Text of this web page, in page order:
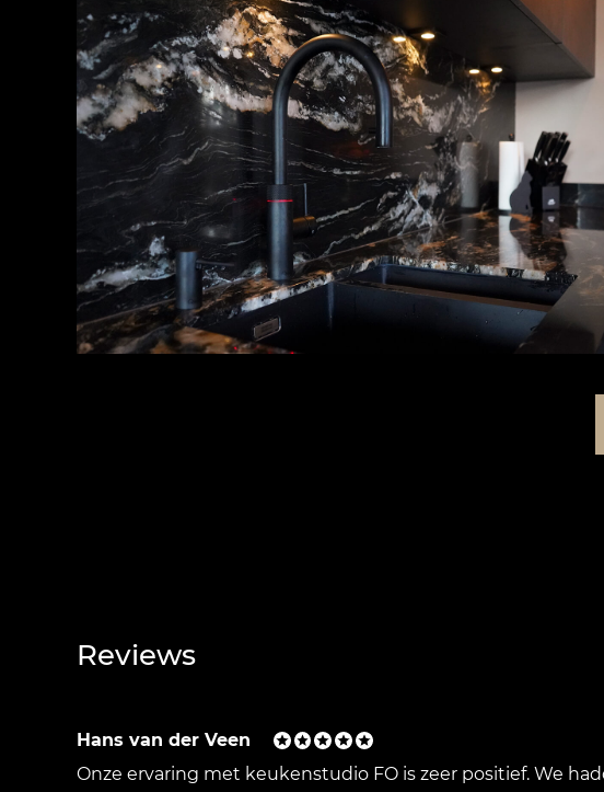
Reviews
Hans van der Veen
Onze ervaring met keukenstudio FO is zeer positief. We